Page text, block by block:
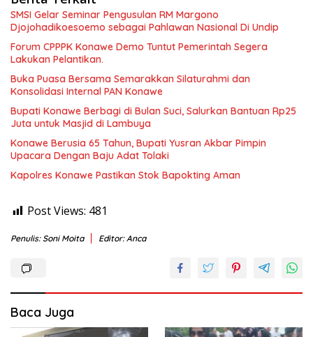
SMSI Gelar Seminar Pengusulan RM Margono
Djojohadikoesoemo sebagai Pahlawan Nasional Di Undip
Forum CPPPK Konawe Demo Tuntut Pemerintah Segera
Lakukan Pelantikan.
Buka Puasa Bersama Semarakkan Silaturahmi dan
Konsolidasi Internal PAN Konawe
Bupati Konawe Berbagi di Bulan Suci, Salurkan Bantuan Rp25
Juta untuk Masjid di Lambuya
Konawe Berusia 65 Tahun, Bupati Yusran Akbar Pimpin
Upacara Dengan Baju Adat Tolaki
Kapolres Konawe Pastikan Stok Bapokting Aman
Post Views: 481
Penulis: Soni Moita Editor: Anca
Baca Juga